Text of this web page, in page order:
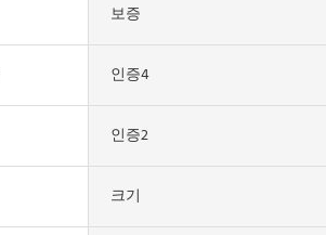
보증
인증4
인증2
크기